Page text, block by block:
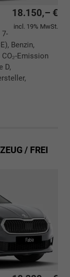
18.150,– €
incl. 19% MwSt.
7-
Benzin,
Emission
D,
/ FREI